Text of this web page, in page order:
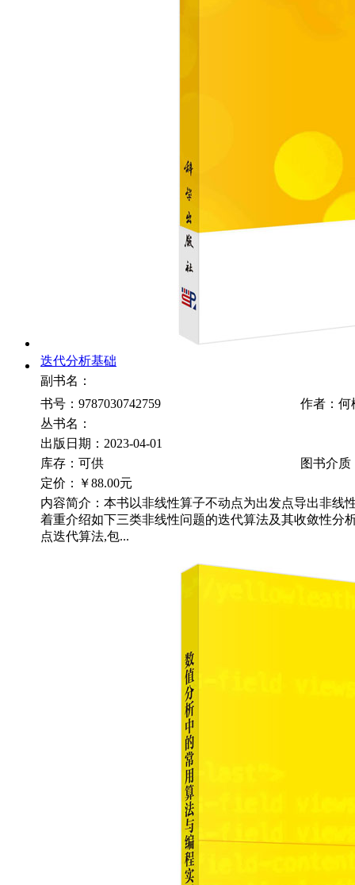
迭代分析基础
副书名：
书号：9787030742759
作者：何
丛书名：
出版日期：2023-04-01
库存：可供
图书介质
定价：
￥88.00元
内容简介：本书以非线性算子不动点为出发点导出非线
着重介绍如下三类非线性问题的迭代算法及其收敛性分
点迭代算法,包...